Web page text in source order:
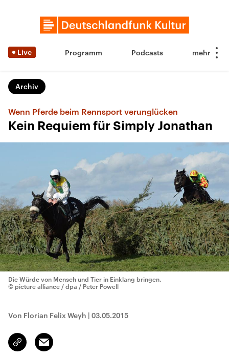
Live Programm Podcasts
Archiv
Wenn Pferde beim Rennsport verunglücken
Kein Requiem für Simply Jonathan
Die Würde von Mensch und Tier in Einklang bringen.
© picture alliance / dpa / Peter Powell
Von Florian Felix Weyh | 03.05.2015
Link
kopieren/teilen
Email